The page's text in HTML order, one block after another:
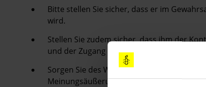
Bitte stellen Sie sicher, dass er im
wird.
Stellen Sie zudem sicher, dass ihm der
und der Zugang zu gegebenenfalls
Sorgen Sie des Weiteren dafür, dass seine
Meinungsäußerung nach seiner